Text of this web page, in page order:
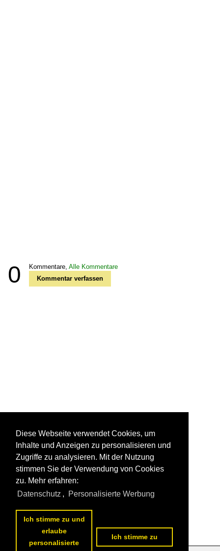
0 Kommentare, Alle Kommentare
Kommentar verfassen
Diese Webseite verwendet Cookies, um
Inhalte und Anzeigen zu personalisieren und
Zugriffe zu analysieren. Mit der Nutzung
stimmen Sie der Verwendung von Cookies
zu. Mehr erfahren:
Datenschutz , Personalisierte Werbung
Ich stimme zu und
erlaube
personalisierte
Ich stimme zu